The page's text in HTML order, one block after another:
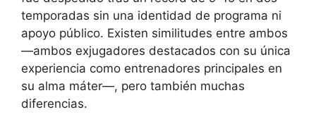
temporadas sin una identidad de programa ni
apoyo público. Existen similitudes entre ambos
—ambos exjugadores destacados con su única
experiencia como entrenadores principales en
su alma máter—, pero también muchas
diferencias.